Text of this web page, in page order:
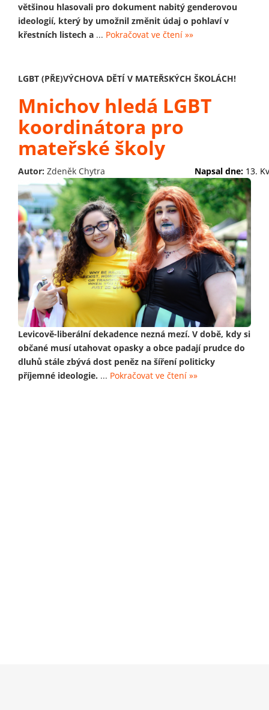
většinou hlasovali pro dokument nabitý genderovou
ideologií, který by umožnil změnit údaj o pohlaví v
křestních listech a ... Pokračovat ve čtení »»
LGBT (PŘE)VÝCHOVA DĚTÍ V MATEŘSKÝCH ŠKOLÁCH!
Mnichov hledá LGBT
koordinátora pro
mateřské školy
Autor: Zdeněk Chytra Napsal dne: 13.
Levicově-liberální dekadence nezná mezí. V době, kdy si
občané musí utahovat opasky a obce padají prudce do
dluhů stále zbývá dost peněz na šíření politicky
příjemné ideologie. ... Pokračovat ve čtení »»